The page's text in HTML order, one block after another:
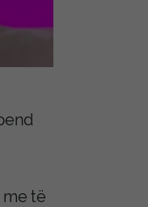
të